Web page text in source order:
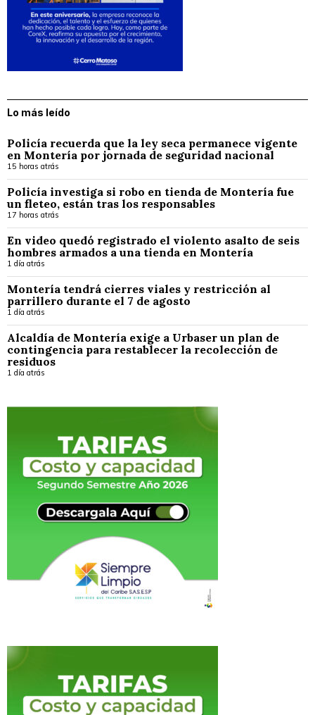
Lo más leído
Policía recuerda que la ley seca permanece vigente
en Montería por jornada de seguridad nacional
15 horas atrás
Policía investiga si robo en tienda de Montería fue
un fleteo, están tras los responsables
17 horas atrás
En video quedó registrado el violento asalto de seis
hombres armados a una tienda en Montería
1 día atrás
Montería tendrá cierres viales y restricción al
parrillero durante el 7 de agosto
1 día atrás
Alcaldía de Montería exige a Urbaser un plan de
contingencia para restablecer la recolección de
residuos
1 día atrás